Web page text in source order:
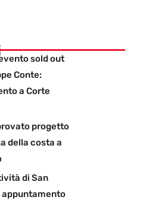
sold out
Conte:
a Corte
progetto
della costa a
di San
appuntamento